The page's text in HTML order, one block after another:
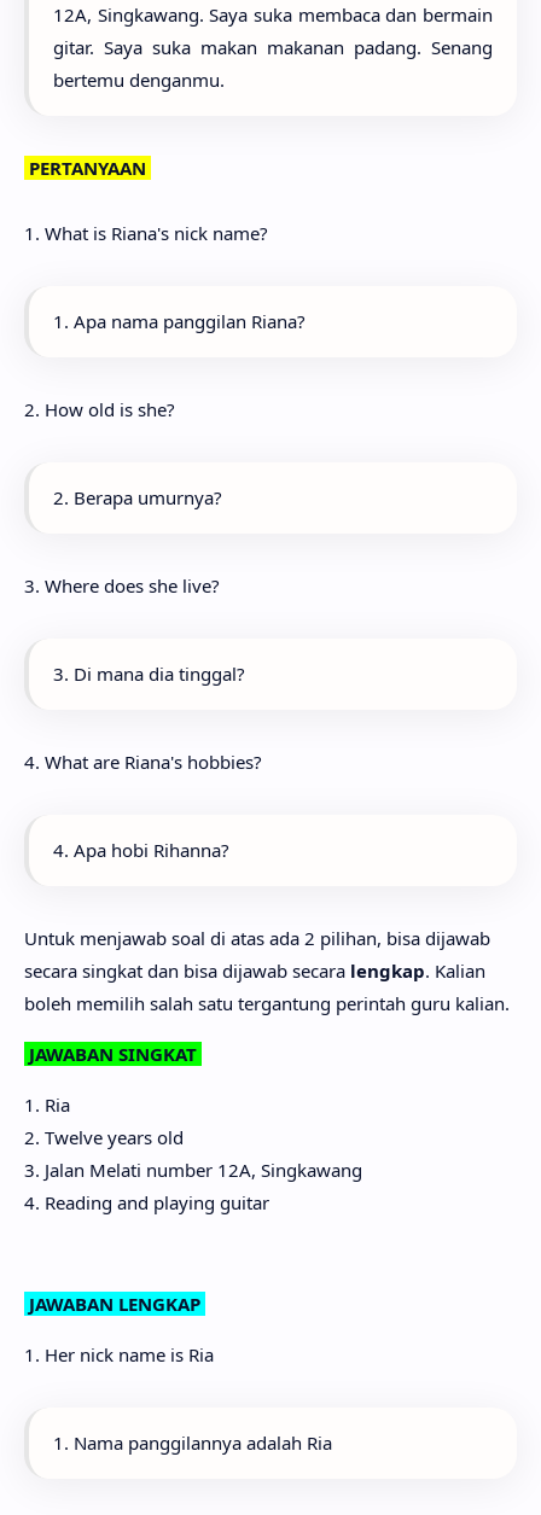
12A, Singkawang. Saya suka membaca dan bermain
gitar. Saya suka makan makanan padang. Senang
bertemu denganmu.
PERTANYAAN
1. What is Riana's nick name?
1. Apa nama panggilan Riana?
2. How old is she?
2. Berapa umurnya?
3. Where does she live?
3. Di mana dia tinggal?
4. What are Riana's hobbies?
4. Apa hobi Rihanna?
Untuk menjawab soal di atas ada 2 pilihan, bisa dijawab
secara singkat dan bisa dijawab secara lengkap. Kalian
boleh memilih salah satu tergantung perintah guru kalian.
JAWABAN SINGKAT
1. Ria
2. Twelve years old
3. Jalan Melati number 12A, Singkawang
4. Reading and playing guitar
JAWABAN LENGKAP
1. Her nick name is Ria
1. Nama panggilannya adalah Ria